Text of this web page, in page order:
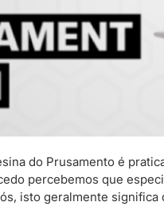
do Prusamento é
percebemos que
isto geralmente